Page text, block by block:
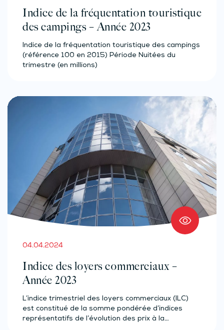
Indice de la fréquentation touristique
des campings – Année 2023
Indice de la fréquentation touristique des campings
(référence 100 en 2015) Période Nuitées du
trimestre (en millions)
04.04.2024
Indice des loyers commerciaux –
Année 2023
L’indice trimestriel des loyers commerciaux (ILC)
est constitué de la somme pondérée d’indices
représentatifs de l’évolution des prix à la…